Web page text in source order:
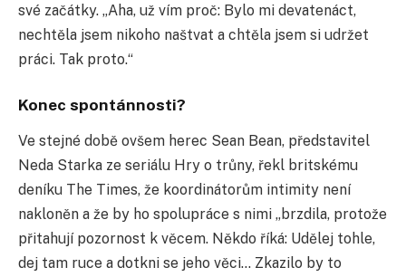
své začátky. „Aha, už vím proč: Bylo mi devatenáct,
nechtěla jsem nikoho naštvat a chtěla jsem si udržet
práci. Tak proto.“
Konec spontánnosti?
Ve stejné době ovšem herec Sean Bean, představitel
Neda Starka ze seriálu Hry o trůny, řekl britskému
deníku The Times, že koordinátorům intimity není
nakloněn a že by ho spolupráce s nimi „brzdila, protože
přitahují pozornost k věcem. Někdo říká: Udělej tohle,
dej tam ruce a dotkni se jeho věci… Zkazilo by to